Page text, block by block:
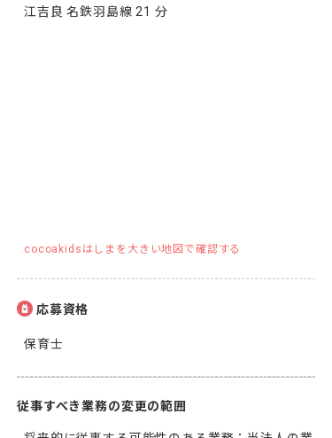
江吉良 名鉄羽島線 21 分
cocoakidsはしまを大きい地図で確認する
応募資格
保育士
従事すべき業務の変更の範囲